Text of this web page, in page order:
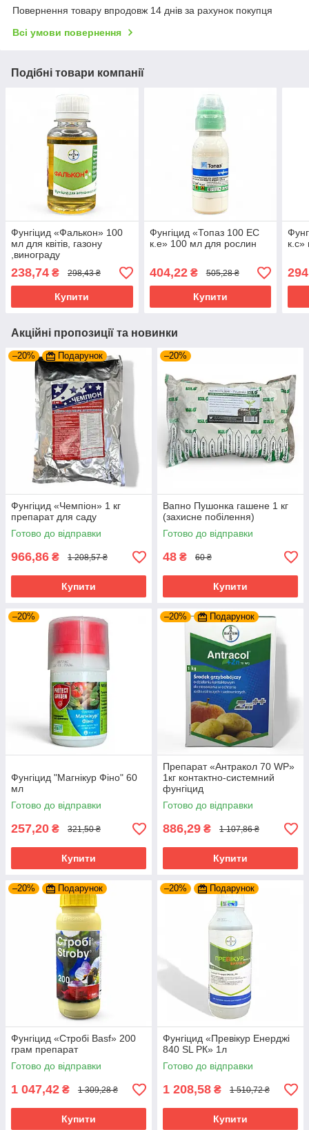
Повернення товару впродовж 14 днів за рахунок покупця
Всі умови повернення
Подібні товари компанії
Фунгіцид «Фалькон» 100
мл для квітів, газону
,винограду
238,74 ₴ 298,43 ₴
Купити
Фунгіцид «Топаз 100 EC
к.е» 100 мл для рослин
404,22₴ 505,28 ₴
Купити
к.с»
Акційні пропозиції та новинки
–20% Подарунок
Фунгіцид «Чемпіон» 1 кг
препарат для саду
Готово до відправки
966,86 ₴ 1 208,57 ₴
Купити
–20%
Вапно Пушонка гашене 1 кг
(захисне побілення)
Готово до відправки
48 ₴ 60 ₴
Купити
–20%
Фунгіцид "Магнікур Фіно" 60
мл
Готово до відправки
257,20 ₴ 321,50 ₴
Купити
–20% Подарунок
Препарат «Антракол 70 WP»
1кг контактно-системний
фунгіцид
Готово до відправки
886,29 ₴ 1 107,86 ₴
Купити
–20% Подарунок
Фунгіцид «Стробі Basf» 200
грам препарат
Готово до відправки
1 047,42 ₴ 1 309,28 ₴
Купити
–20% Подарунок
Фунгіцид «Превікур Енерджі
840 SL РК» 1л
Готово до відправки
1 208,58 ₴ 1 510,72 ₴
Купити